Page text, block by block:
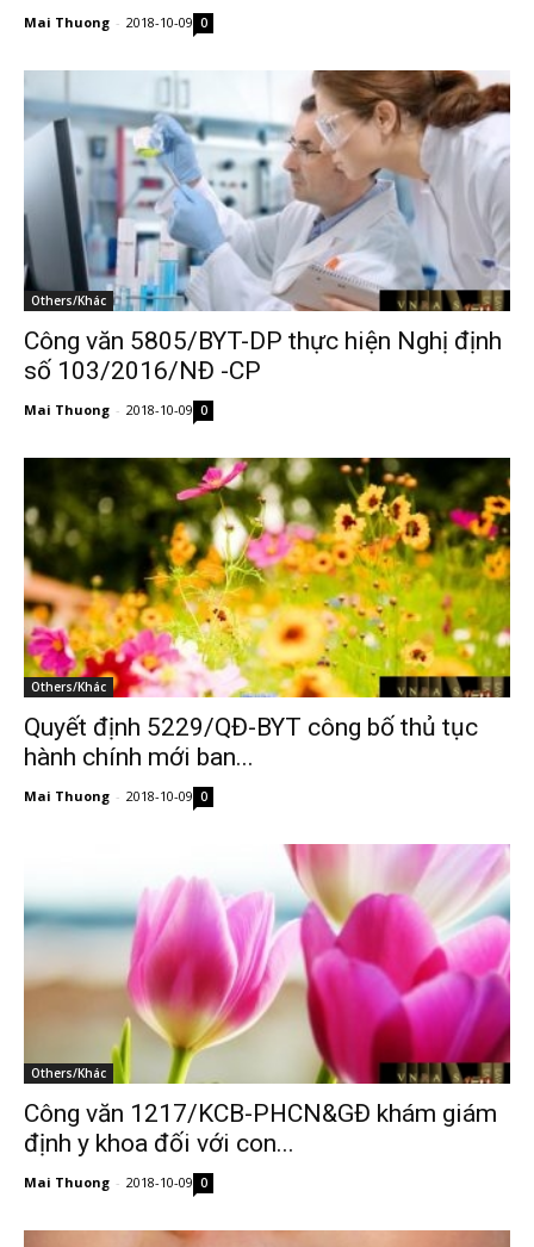
Mai Thuong - 2018-10-09 0
Others/Khác
Công văn 5805/BYT-DP thực hiện Nghị định
số 103/2016/NĐ -CP
Mai Thuong - 2018-10-09 0
Others/Khác
Quyết định 5229/QĐ-BYT công bố thủ tục
hành chính mới ban...
Mai Thuong - 2018-10-09 0
Others/Khác
Công văn 1217/KCB-PHCN&GĐ khám giám
định y khoa đối với con...
Mai Thuong - 2018-10-09 0